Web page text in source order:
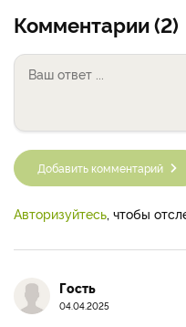
Комментарии (2)
Добавить комментарий
Авторизуйтесь, чтобы
Гость
04.04.2025